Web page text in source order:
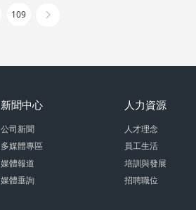
109
新聞中心
公司新聞
多媒體專區
媒體報道
媒體垂詢
人力資源
人才理念
員工生活
培訓與發展
招聘職位